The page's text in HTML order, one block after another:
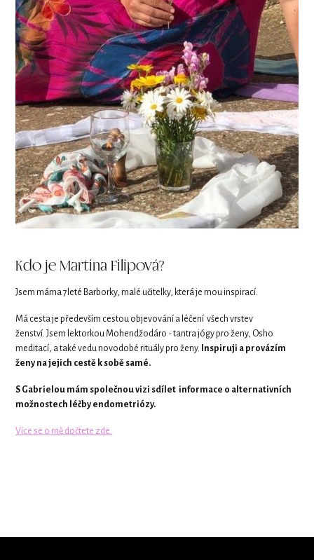
Kdo je Martina Filipová?
Jsem máma 7leté Barborky, malé učitelky, která je mou inspirací.
Má cesta je především cestou objevování a léčení všech vrstev
ženství. Jsem lektorkou Mohendžodáro - tantra jógy pro ženy, Osho
meditací, a také vedu novodobé rituály pro ženy. Inspiruji a provázím
ženy na jejich cestě k sobě samé.
S Gabrielou mám společnou vizi sdílet informace o alternativních
možnostech léčby endometriózy.
Více se o mě dočtete zde.